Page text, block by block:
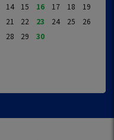
14 15 16 17 18
19
21 22 23 24 25
26
28 29 30